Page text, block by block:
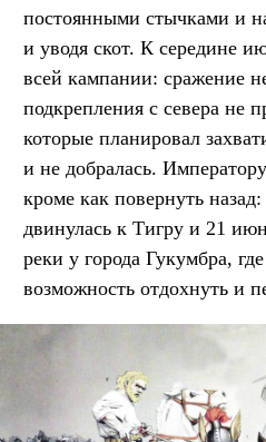
постоянными стычками и
и уводя скот. К середине
всей кампании: сражение
подкрепления с севера не
которые планировал
и не добралась.
кроме как повернуть
двинулась к Тигру и 21
реки у города Гукумбра,
возможность отдохнуть и